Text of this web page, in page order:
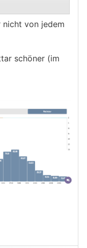
nicht von jedem
schöner (im